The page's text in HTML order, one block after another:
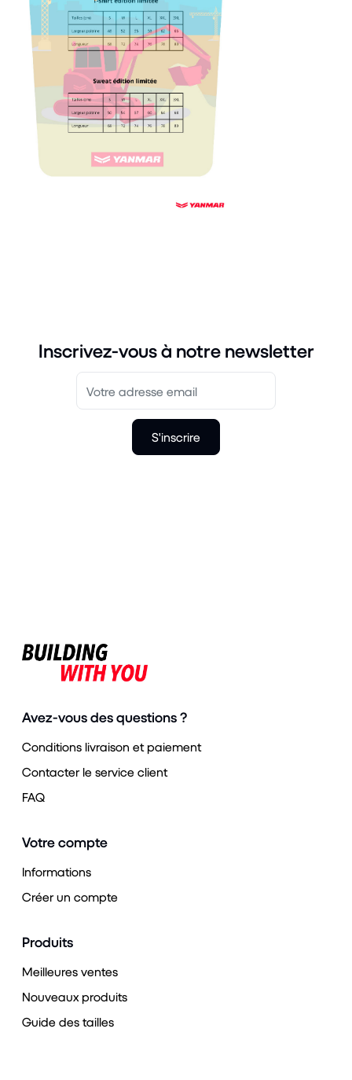
Inscrivez-vous à notre newsletter
S'inscrire
Avez-vous des questions ?
Conditions livraison et paiement
Contacter le service client
FAQ
Votre compte
Informations
Créer un compte
Produits
Meilleures ventes
Nouveaux produits
Guide des tailles